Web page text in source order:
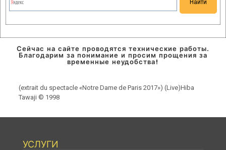
Сейчас на сайте проводятся технические работы.
Благодарим за понимание и просим прощения за
временные неудобства!
(extrait du spectacle «Notre Dame de Paris 2017») (Live)Hiba
Tawaji © 1998
УСЛУГИ